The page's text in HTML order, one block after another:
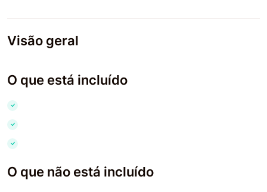
Visão geral
O que está incluído
O que não está incluído